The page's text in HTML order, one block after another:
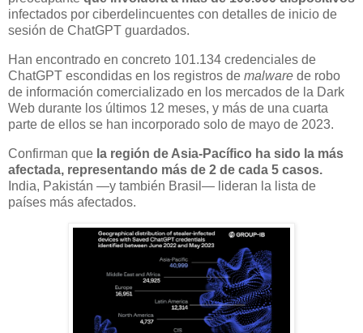
infectados por ciberdelincuentes con detalles de inicio de
sesión de ChatGPT guardados.
Han encontrado en concreto 101.134 credenciales de
ChatGPT escondidas en los registros de malware de robo
de información comercializado en los mercados de la Dark
Web durante los últimos 12 meses, y más de una cuarta
parte de ellos se han incorporado solo de mayo de 2023.
Confirman que la región de Asia-Pacífico ha sido la más
afectada, representando más de 2 de cada 5 casos.
India, Pakistán —y también Brasil— lideran la lista de
países más afectados.